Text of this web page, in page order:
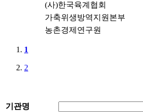
(사)한국육계협회
가축위생방역지원본부
농촌경제연구원
1
2
기관명